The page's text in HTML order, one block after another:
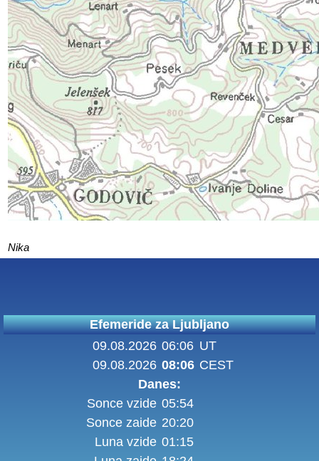
Nika
Efemeride za Ljubljano
09.08.2026 06:06 UT
09.08.2026 08:06 CEST
Danes:
Sonce vzide 05:54
Sonce zaide 20:20
Luna vzide 01:15